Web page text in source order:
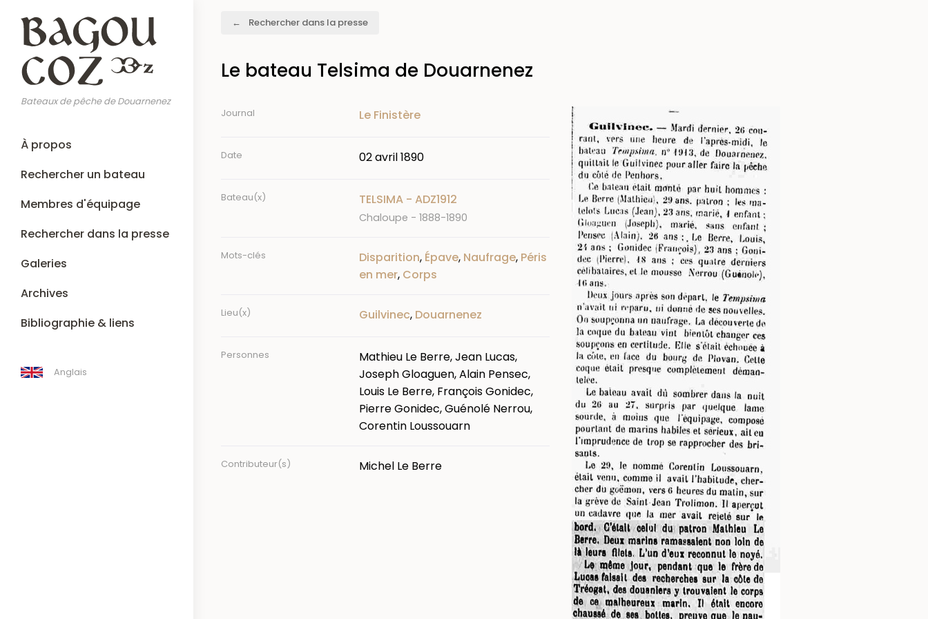
contenu
principal
Bateaux de pêche de Douarnenez
Main
navigation
À propos
Rechercher un bateau
Membres d'équipage
Rechercher dans la presse
Galeries
Archives
Bibliographie & liens
Anglais
Rechercher dans la presse
Le bateau Telsima de Douarnenez
Journal Le Finistère
Date 02 avril 1890
Bateau(x) TELSIMA - ADZ1912
Chaloupe - 1888-1890
Mots-clés Disparition, Épave, Naufrage, Péris
en mer, Corps
Lieu(x) Guilvinec, Douarnenez
Personnes
Mathieu Le Berre, Jean Lucas,
Joseph Gloaguen, Alain Pensec,
Louis Le Berre, François Gonidec,
Pierre Gonidec, Guénolé Nerrou,
Corentin Loussouarn
Contributeur(s) Michel Le Berre
Image